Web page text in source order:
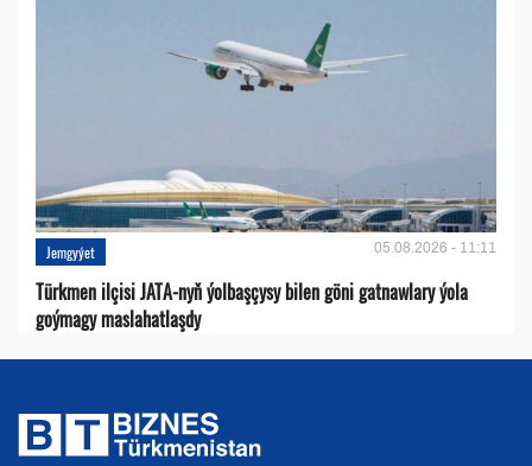
Jemgyýet 05.08.2026 - 11:11
Türkmen ilçisi JATA-nyň ýolbaşçysy bilen göni gatnawlary ýola
goýmagy maslahatlaşdy